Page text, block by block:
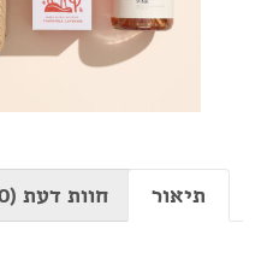
תיאור חוות דעת (0)